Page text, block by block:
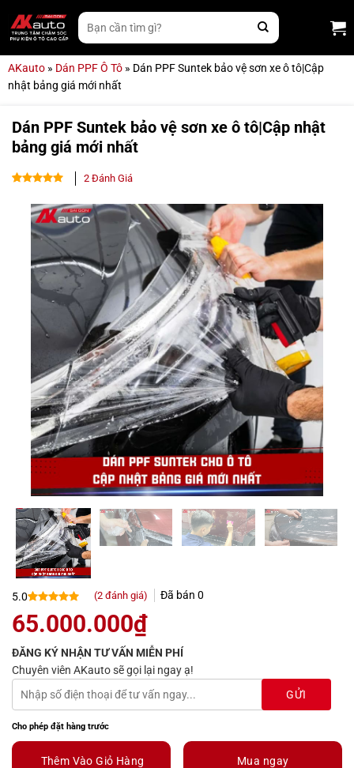
qua
nội
Tìm
kiếm:
AKauto » Dán PPF Ô Tô » Dán PPF Suntek bảo vệ sơn xe ô tô|Cập
nhật bảng giá mới nhất
Dán PPF Suntek bảo vệ sơn xe ô tô|Cập nhật
bảng giá mới nhất
dựa trên
đánh giá
2Đánh Giá
5.0
5.0
trên 5
dựa trên
2
(2đánh giá) Đã bán 0
65.000.000₫
ĐĂNG KÝ NHẬN TƯ VẤN MIỄN PHÍ
Chuyên viên AKauto sẽ gọi lại ngay ạ!
Cho phép đặt hàng trước
Thêm Vào Giỏ Hàng Mua ngay